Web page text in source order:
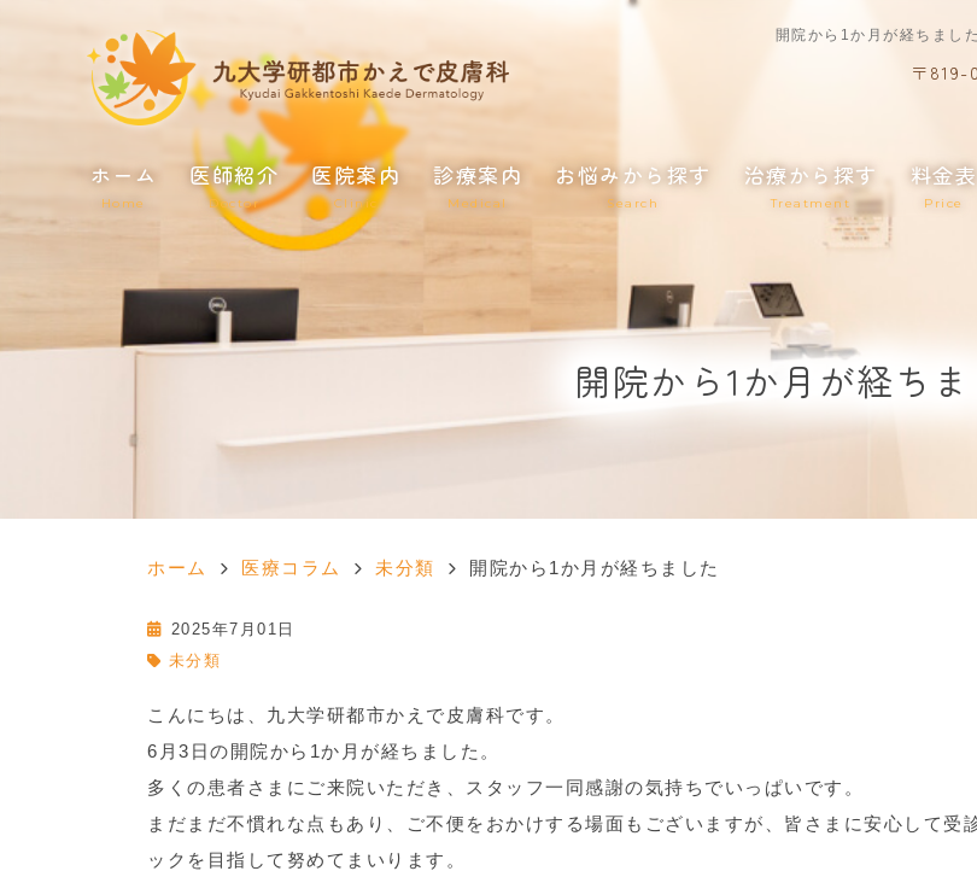
開院から1か月が経ちまし
〒819-
ホーム
Home
医師紹介
Doctor
医院案内
Clinic
診療案内
Medical
お悩みから探す
Search
治療から探す
Treatment
料金表
Price
開院から1か月が経ち
ホーム 医療コラム 未分類 開院から1か月が経ちました
2025年7月01日
未分類
こんにちは、九大学研都市かえで皮膚科です。
6月3日の開院から1か月が経ちました。
多くの患者さまにご来院いただき、スタッフ一同感謝の気持ちでいっぱいです。
まだまだ不慣れな点もあり、ご不便をおかけする場面もございますが、皆さまに安心して受
ックを目指して努めてまいります。